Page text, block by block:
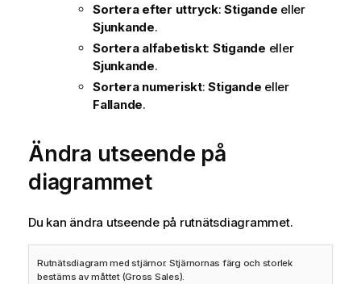
Sortera efter uttryck:Stigande eller
Sjunkande.
Sortera alfabetiskt: Stigande eller
Sjunkande.
Sortera numeriskt:Stigande eller
Fallande.
Ändra utseende på
diagrammet
Du kan ändra utseende på rutnätsdiagrammet.
Rutnätsdiagram med stjärnor. Stjärnornas färg och storlek
bestäms av måttet (Gross Sales).